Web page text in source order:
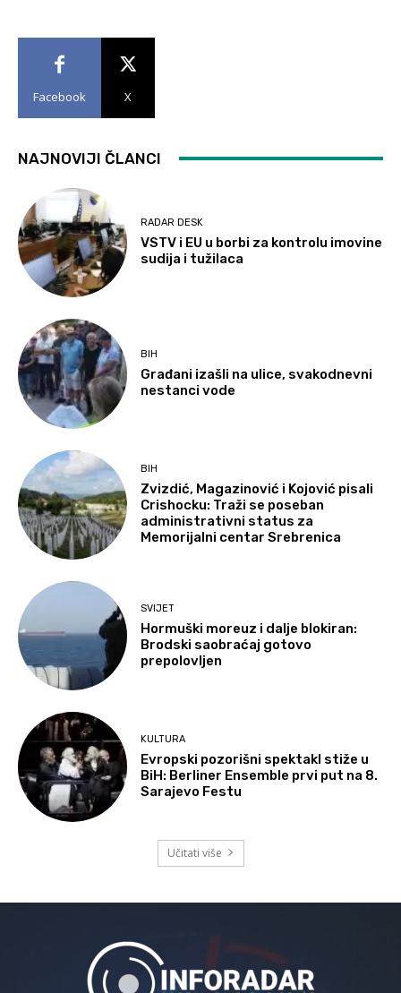
Facebook X
NAJNOVIJI ČLANCI
RADAR DESK
VSTV i EU u borbi za kontrolu imovine
sudija i tužilaca
BIH
Građani izašli na ulice, svakodnevni
nestanci vode
BIH
Zvizdić, Magazinović i Kojović pisali
Crishocku: Traži se poseban
administrativni status za
Memorijalni centar Srebrenica
SVIJET
Hormuški moreuz i dalje blokiran:
Brodski saobraćaj gotovo
prepolovljen
KULTURA
Evropski pozorišni spektakl stiže u
BiH: Berliner Ensemble prvi put na 8.
Sarajevo Festu
Učitati više